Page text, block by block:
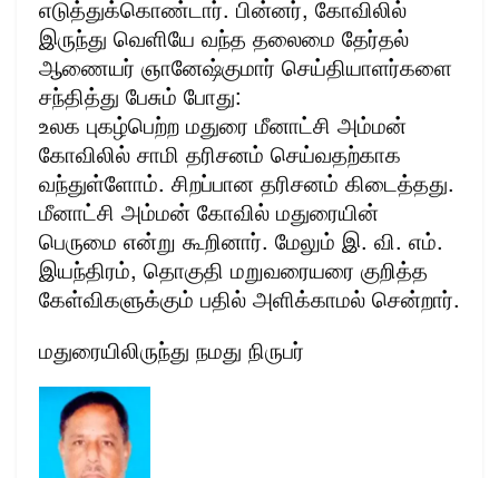
எடுத்துக்கொண்டார். பின்னர், கோவிலில்
இருந்து வெளியே வந்த தலைமை தேர்தல்
ஆணையர் ஞானேஷ்குமார் செய்தியாளர்களை
சந்தித்து பேசும் போது:
உலக புகழ்பெற்ற மதுரை மீனாட்சி அம்மன்
கோவிலில் சாமி தரிசனம் செய்வதற்காக
வந்துள்ளோம். சிறப்பான தரிசனம் கிடைத்தது.
மீனாட்சி அம்மன் கோவில் மதுரையின்
பெருமை என்று கூறினார். மேலும் இ. வி. எம்.
இயந்திரம், தொகுதி மறுவரையரை குறித்த
கேள்விகளுக்கும் பதில் அளிக்காமல் சென்றார்.
மதுரையிலிருந்து நமது நிருபர்